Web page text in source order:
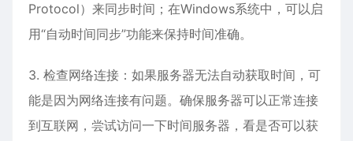
Protocol）来同步时间；在Windows系统中，可以启
用“自动时间同步”功能来保持时间准确。
3. 检查网络连接：如果服务器无法自动获取时间，可
能是因为网络连接有问题。确保服务器可以正常连接
到互联网，尝试访问一下时间服务器，看是否可以获